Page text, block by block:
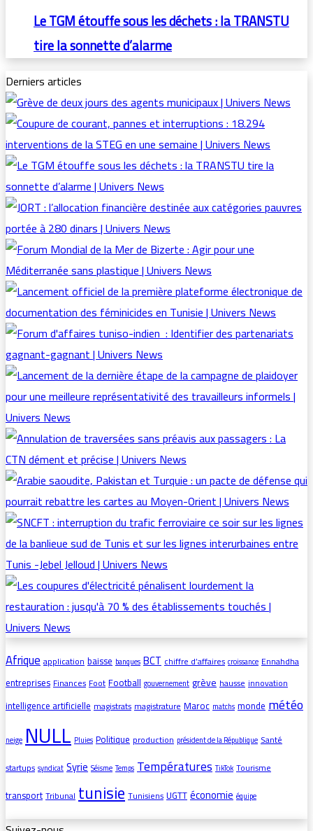
Le TGM étouffe sous les déchets : la TRANSTU
tire la sonnette d’alarme
Derniers articles
Afriqueapplicationbaisse banques BCTchiffre d’affaires croissance Ennahdha
entreprisesFinancesFootFootball gouvernement grèvehausseinnovation
intelligence artificiellemagistratsmagistratureMaroc matchs mondemétéo
neige NULL Pluies Politique production président de la République Santé
startups syndicat Syrie Séisme Temps Températures TikTok Tourisme
transportTribunaltunisieTunisiensUGTTéconomie équipe